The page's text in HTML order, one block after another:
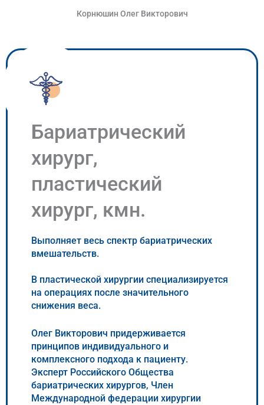
Корнюшин Олег Викторович
Бариатрический
хирург,
пластический
хирург, кмн.
Выполняет весь спектр бариатрических
вмешательств.
В пластической хирургии специализируется
на операциях после значительного
снижения веса.
Олег Викторович придерживается
принципов индивидуального и
комплексного подхода к пациенту.
Эксперт Российского Общества
бариатрических хирургов, Член
Международной федерации хирургии